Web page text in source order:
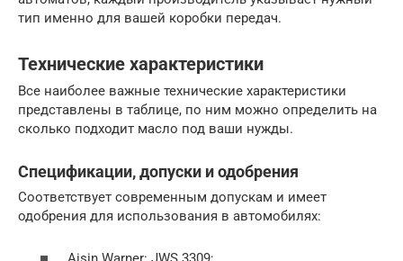
тип именно для вашей коробки передач.
Технические характеристики
Все наиболее важные технические характеристики
представлены в таблице, по ним можно определить на
сколько подходит масло под ваши нужды.
Спецификации, допуски и одобрения
Соответствует современным допускам и имеет
одобрения для использования в автомобилях: